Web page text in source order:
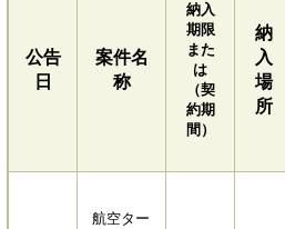
公告
日
案件名
称
納入
期限
また
は
（契
約期
間）
納
入
場
所
航空ター